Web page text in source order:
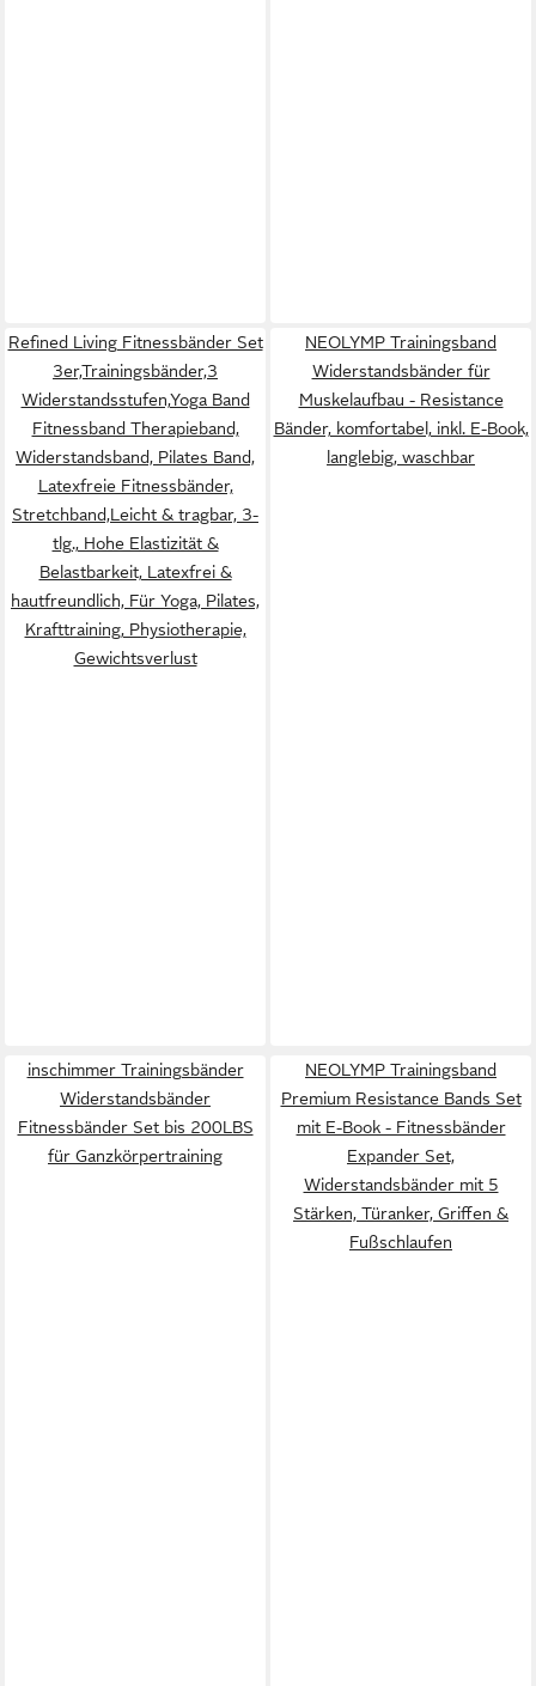
Refined Living Fitnessbänder Set
3er,Trainingsbänder,3
Widerstandsstufen,Yoga Band
Fitnessband Therapieband,
Widerstandsband, Pilates Band,
Latexfreie Fitnessbänder,
Stretchband,Leicht & tragbar, 3-
tlg., Hohe Elastizität &
Belastbarkeit, Latexfrei &
hautfreundlich, Für Yoga, Pilates,
Krafttraining, Physiotherapie,
Gewichtsverlust
NEOLYMP Trainingsband
Widerstandsbänder für
Muskelaufbau - Resistance
Bänder, komfortabel, inkl. E-Book,
langlebig, waschbar
inschimmer Trainingsbänder
Widerstandsbänder
Fitnessbänder Set bis 200LBS
für Ganzkörpertraining
NEOLYMP Trainingsband
Premium Resistance Bands Set
mit E-Book - Fitnessbänder
Expander Set,
Widerstandsbänder mit 5
Stärken, Türanker, Griffen &
Fußschlaufen